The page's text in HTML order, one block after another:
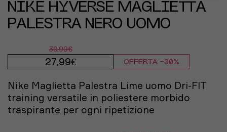
NIKE HYVERSE MAGLIETTA
PALESTRA NERO UOMO
39,99€
27,99€ OFFERTA -30%
Nike Maglietta Palestra Lime uomo Dri-FIT
training versatile in poliestere morbido
traspirante per ogni ripetizione